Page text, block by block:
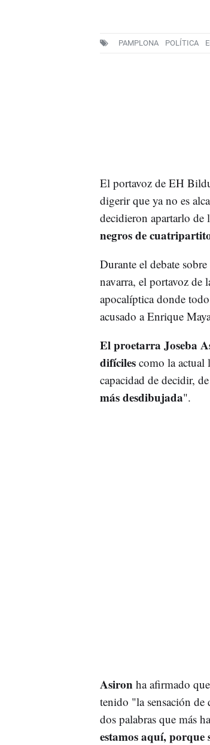
PAMPLONA POLÍTICA
El portavoz de EH
digerir que ya no es
decidieron apartarlo de
negros de
Durante el debate
navarra, el portavoz de
apocalíptica donde
acusado a Enrique
El proetarra Joseba
difícilescomo la actual
capacidad de decidir,
más desdibujada".
Asiron ha afirmado
tenido "la sensación
dos palabras que más
estamos aquí, porque